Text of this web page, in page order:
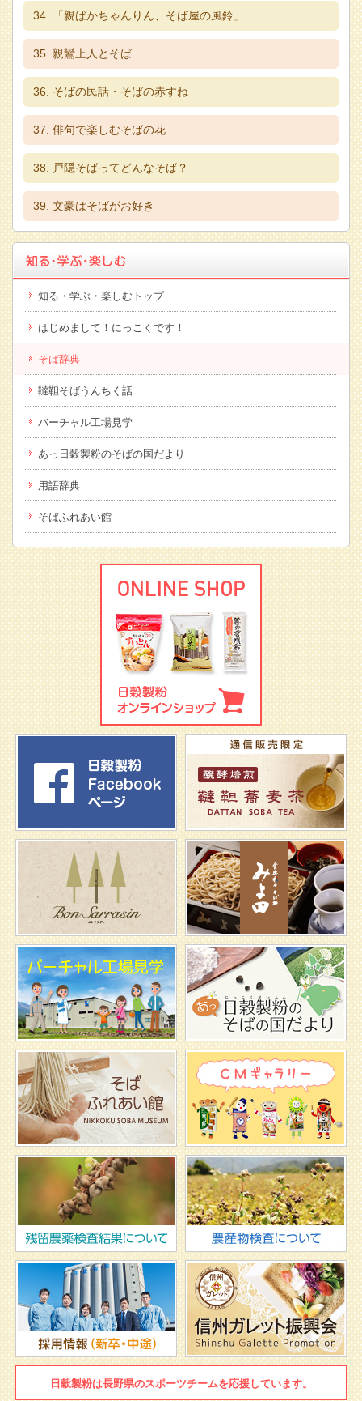
「親ばかちゃんりん、そば屋の風鈴」
親鸞上人とそば
そばの民話・そばの赤すね
俳句で楽しむそばの花
戸隠そばってどんなそば？
文豪はそばがお好き
知る・学ぶ・楽しむトップ
はじめまして！にっこくです！
そば辞典
韃靼そばうんちく話
バーチャル工場見学
あっ日穀製粉のそばの国だより
用語辞典
そばふれあい館
日穀製粉は長野県のスポーツチームを応援しています。